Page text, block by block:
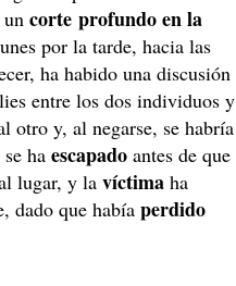
uncorte profundo en la
por la tarde, hacia las
ha habido una discusión
entre los dos individuos y
otro y, al negarse, se habría
se haescapado antes de que
lugar, y lavíctima ha
dado que habíaperdido